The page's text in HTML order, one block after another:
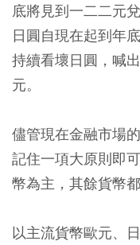
底將見到一二二元
日圓自現在起到年
持續看壞日圓，喊
元。
儘管現在金融市場
記住一項大原則即
幣為主，其餘貨幣
以主流貨幣歐元、